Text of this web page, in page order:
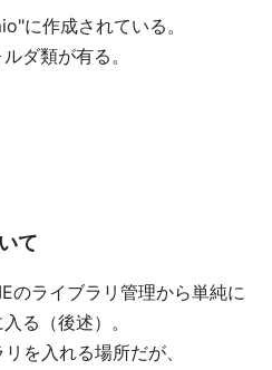
に作成されている。
ダ類が有る。
て
のライブラリ管理から単純に
る（後述）。
を入れる場所だが、